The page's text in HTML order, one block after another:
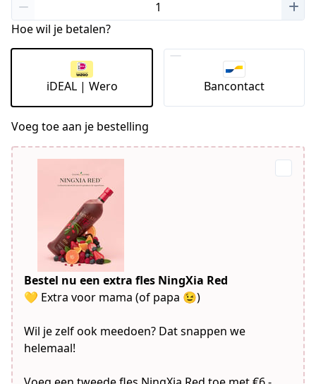
Hoe wil je betalen?
iDEAL | Wero Bancontact
Voeg toe aan je bestelling
Bestel nu een extra fles NingXia Red
💛 Extra voor mama (of papa 😉)
Wil je zelf ook meedoen? Dat snappen we
helemaal!